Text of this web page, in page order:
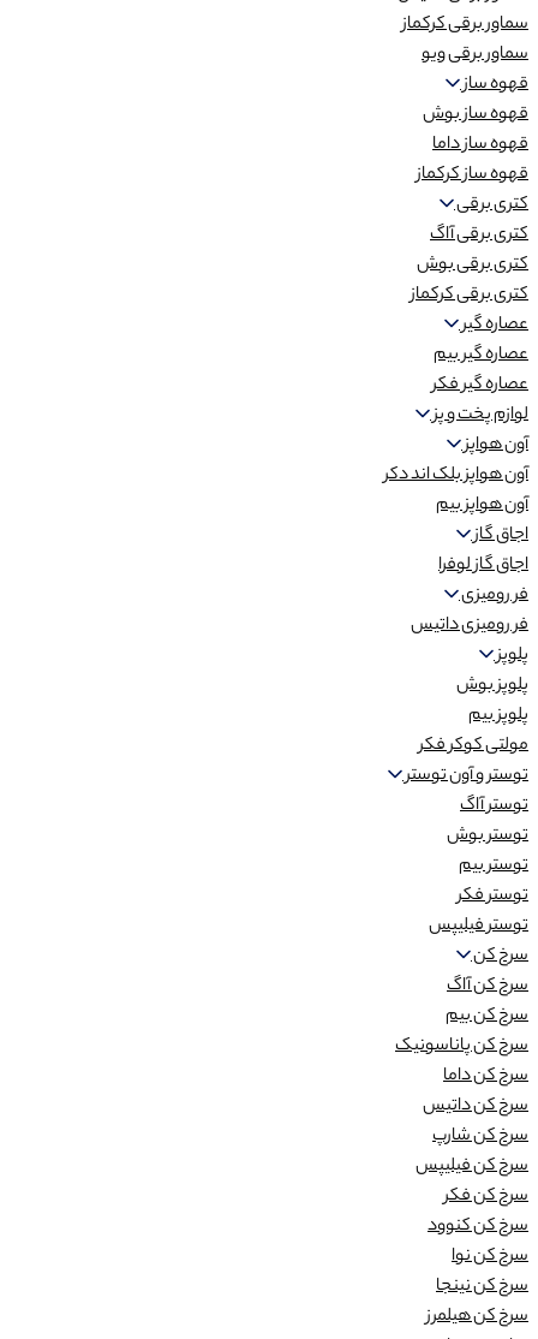
سماور برقی کرکماز
سماور برقی ویو
قهوه ساز
قهوه ساز بوش
قهوه ساز داما
قهوه ساز کرکماز
کتری برقی
کتری برقی آاگ
کتری برقی بوش
کتری برقی کرکماز
عصاره گیر
عصاره گیر بیم
عصاره گیر فکر
لوازم پخت و پز
آون هواپز
آون هواپز بلک اند دکر
آون هواپز بیم
اجاق گاز
اجاق گاز لوفرا
فر رومیزی
فر رومیزی داتیس
پلوپز
پلوپز بوش
پلوپز بیم
مولتی کوکر فکر
توستر و آون توستر
توستر آاگ
توستر بوش
توستر بیم
توستر فکر
توستر فیلیپس
سرخ کن
سرخ کن آاگ
سرخ کن بیم
سرخ کن پاناسونیک
سرخ کن داما
سرخ کن داتیس
سرخ کن شارپ
سرخ کن فیلیپس
سرخ کن فکر
سرخ کن کنوود
سرخ کن نوا
سرخ کن نینجا
سرخ کن هیلمرز